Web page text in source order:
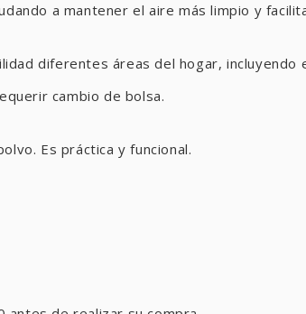
a mantener el aire más limpio y
diferentes áreas del hogar, incluyendo
cambio de bolsa.
Es práctica y funcional.